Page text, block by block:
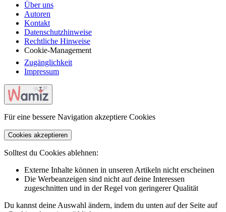
Über uns
Autoren
Kontakt
Datenschutzhinweise
Rechtliche Hinweise
Cookie-Management
Zugänglichkeit
Impressum
Für eine bessere Navigation akzeptiere Cookies
Cookies akzeptieren
Solltest du Cookies ablehnen:
Externe Inhalte können in unseren Artikeln nicht erscheinen
Die Werbeanzeigen sind nicht auf deine Interessen
zugeschnitten und in der Regel von geringerer Qualität
Du kannst deine Auswahl ändern, indem du unten auf der Seite auf